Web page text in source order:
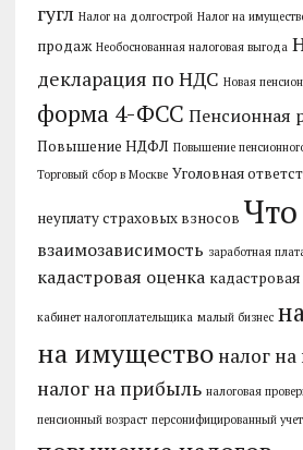
гугл Налог на долгострой Налог на
продаж Необоснованная налоговая выгода
декларация по НДС Новая
форма 4-ФСС Пенсионная
Повышение НДФЛ Повышение
Торговый сбор в Москве Уголовная
неуплату страховых взносов Что
взаимозависимость заработная
кадастровая оценка
кабинет налогоплательщика малый бизнес
на имущество налог
налог на прибыль налоговая
пенсионный возраст персонифицированный учет